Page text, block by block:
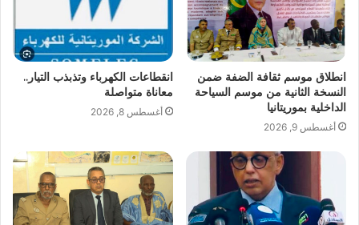
انطلاق موسم ثقافة الضفة ضمن
النسخة الثانية من موسم السياحة
الداخلية بموريتانيا
أغسطس 9, 2026
انقطاعات الكهرباء وتذبذب التيار..
معاناة متواصلة
أغسطس 8, 2026